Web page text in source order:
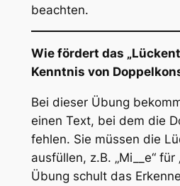
beachten.
Wie fördert das
Kenntnis von
Bei dieser Übung
einen Text, bei dem die
fehlen. Sie müssen die
ausfüllen, z.B. „Mi__e“ für
Übung schult das